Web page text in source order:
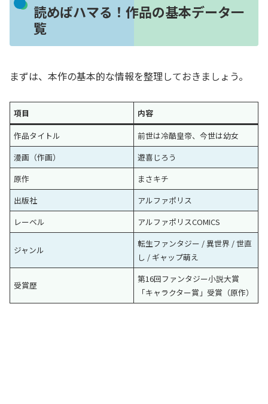
読めばハマる！作品の基本データ一
覧
まずは、本作の基本的な情報を整理しておきましょう。
項目
内容
作品タイトル
前世は冷酷皇帝、今世は幼女
漫画（作画）
遊喜じろう
原作
まさキチ
出版社
アルファポリス
レーベル
アルファポリスCOMICS
ジャンル
転生ファンタジー / 異世界 / 世直
し / ギャップ萌え
受賞歴
第16回ファンタジー小説大賞
「キャラクター賞」受賞（原作）